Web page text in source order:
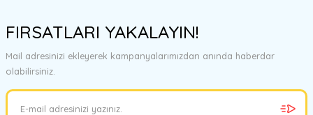
tarafımıza iletebilirsiniz.
Görüş ve önerileriniz için teşekkür ederiz.
Ürün resmi kalitesiz, bozuk veya görüntülenemiyor.
FIRSATLARI YAKALAYIN!
Mail adresinizi ekleyerek kampanyalarımızdan anında haberdar
olabilirsiniz.